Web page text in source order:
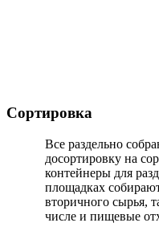
Сортировка
Все раздельно
досортировку на
контейнеры для
площадках
вторичного сырья,
числе и пищевые